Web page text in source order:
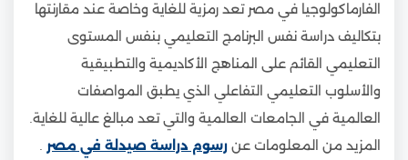
الفارماكولوجيا في مصر تعد رمزية للغاية وخاصة عند مقارنتها
بتكاليف دراسة نفس البرنامج التعليمي بنفس المستوى
التعليمي القائم على المناهج الأكاديمية والتطبيقية
والأسلوب التعليمي التفاعلي الذي يطبق المواصفات
العالمية في الجامعات العالمية والتي تعد مبالغ عالية للغاية.
المزيد من المعلومات عن رسوم دراسة صيدلة في مصر